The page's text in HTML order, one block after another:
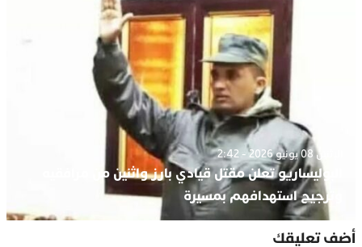
الإثنين 08 يونيو 2026 - 2:42
البوليساريو تعلن مقتل قيادي بارز واثنين من مرافقيه
وترجيح استهدافهم بمسيرة
أضف تعليقك